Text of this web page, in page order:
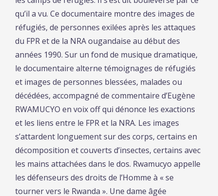
qu’il a vu. Ce documentaire montre des images de
réfugiés, de personnes exilées après les attaques
du FPR et de la NRA ougandaise au début des
années 1990. Sur un fond de musique dramatique,
le documentaire alterne témoignages de réfugiés
et images de personnes blessées, malades ou
décédées, accompagné de commentaire d’Eugène
RWAMUCYO en voix off qui dénonce les exactions
et les liens entre le FPR et la NRA. Les images
s’attardent longuement sur des corps, certains en
décomposition et couverts d’insectes, certains avec
les mains attachées dans le dos. Rwamucyo appelle
les défenseurs des droits de l’Homme à « se
tourner vers le Rwanda ». Une dame âgée